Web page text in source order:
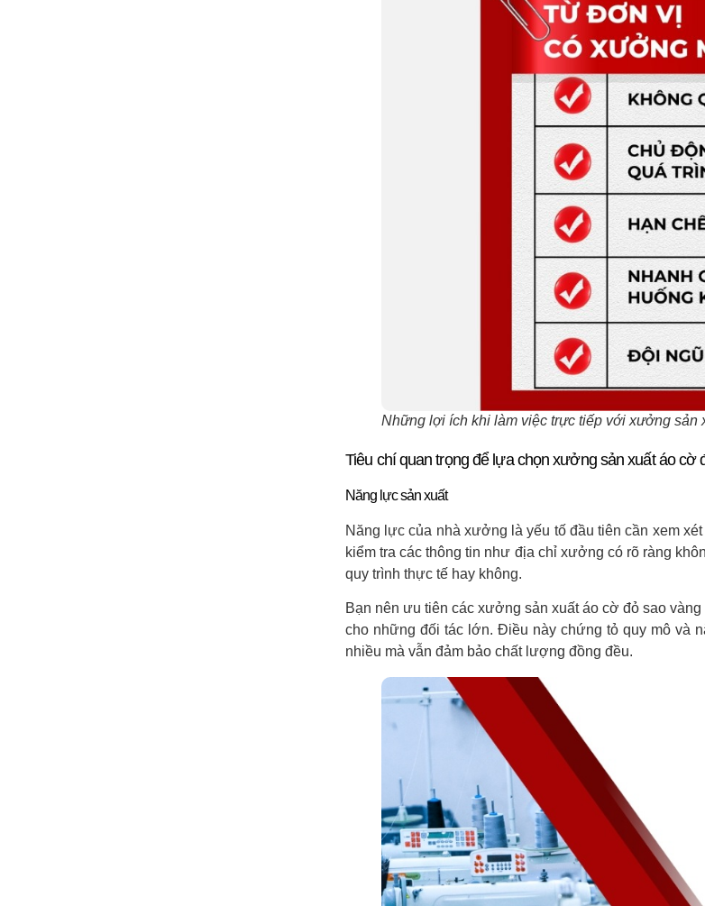
Những lợi ích khi làm việc trực tiếp với xưởng sản
Tiêu chí quan trọng để lựa chọn xưởng sản xuất áo cờ
Năng lực sản xuất
Năng lực của nhà xưởng là yếu tố đầu tiên cần xem
kiểm tra các thông tin như địa chỉ xưởng có rõ ràng
quy trình thực tế hay không.
Bạn nên ưu tiên các xưởng sản xuất áo cờ đỏ sao
cho những đối tác lớn. Điều này chứng tỏ quy mô và
nhiều mà vẫn đảm bảo chất lượng đồng đều.